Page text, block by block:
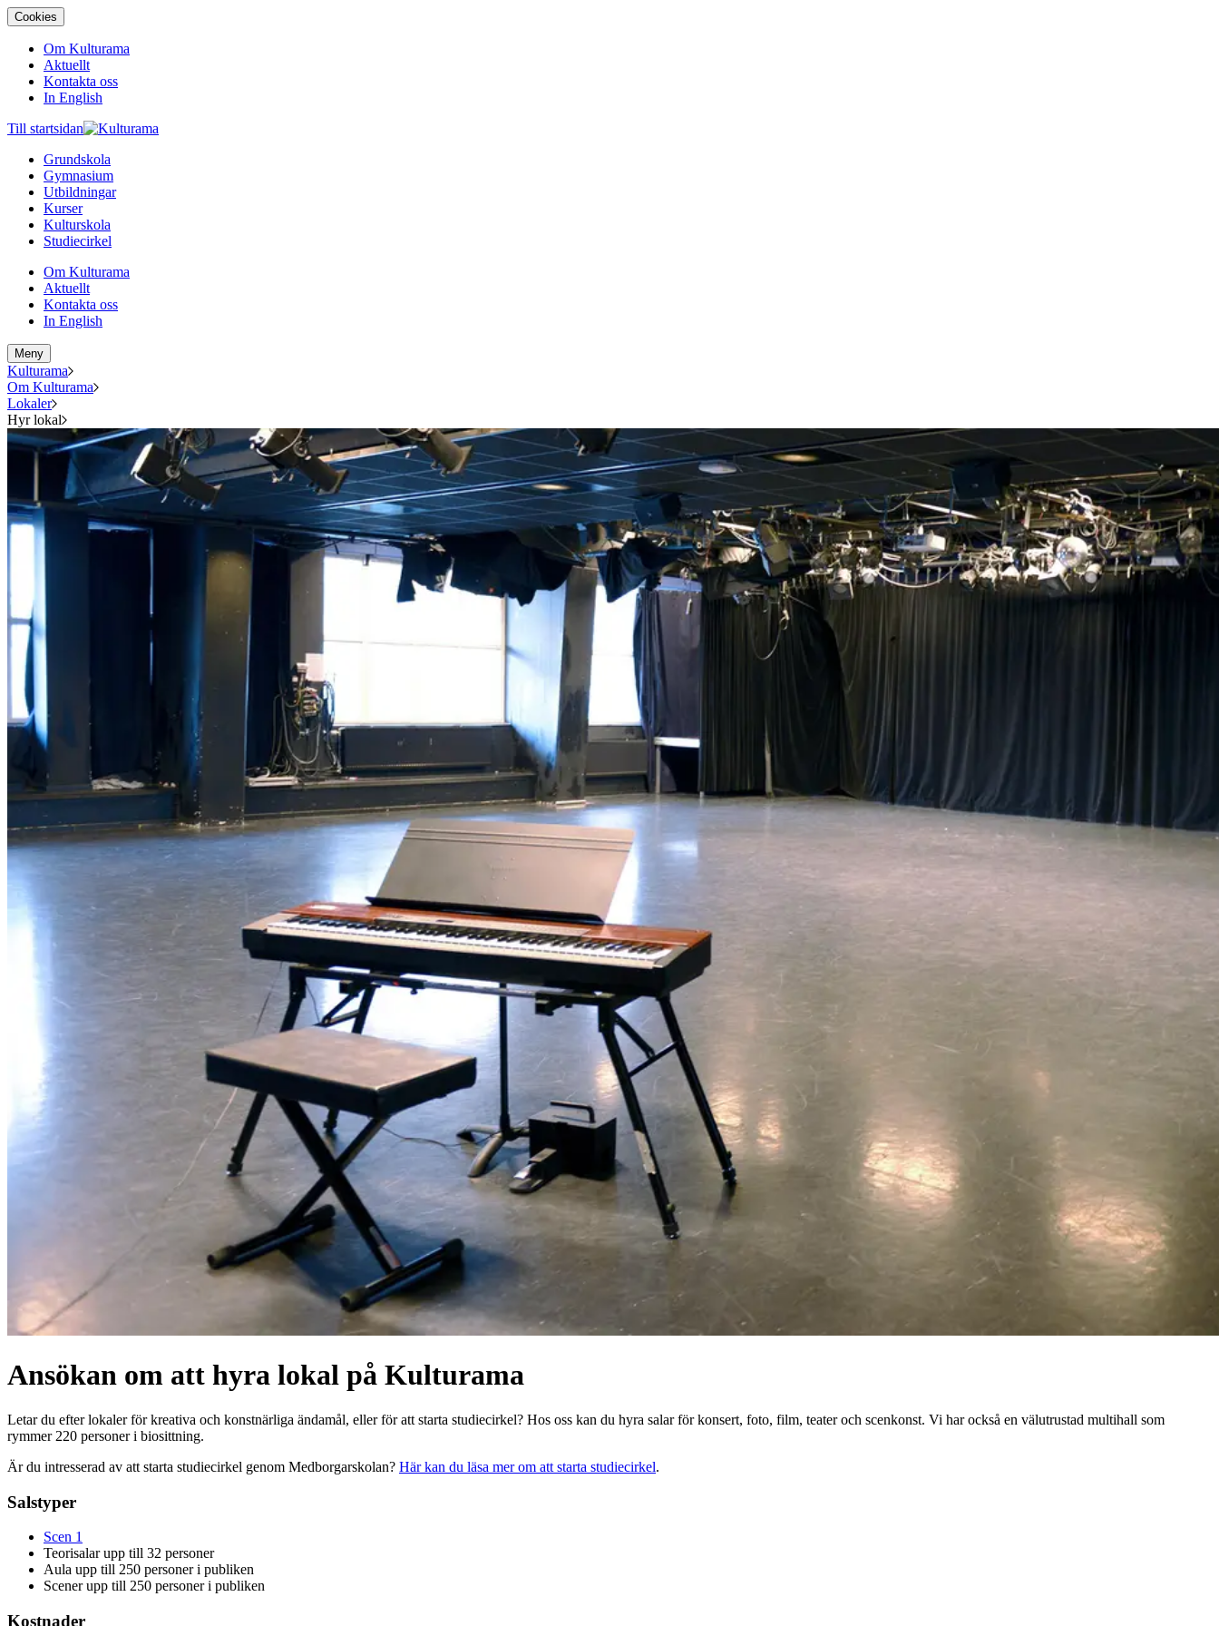
Cookies
Om Kulturama
Aktuellt
Kontakta oss
In English
Till startsidan
Grundskola
Gymnasium
Utbildningar
Kurser
Kulturskola
Studiecirkel
Om Kulturama
Aktuellt
Kontakta oss
In English
Meny
Kulturama
Om Kulturama
Lokaler
Hyr lokal
Ansökan om att hyra lokal på Kulturama
Letar du efter lokaler för kreativa och konstnärliga ändamål, eller för att starta studiecirkel? Hos oss kan du hyra salar för konsert, foto, film, teater och scenkonst. Vi har också en välutrustad multihall som
rymmer 220 personer i biosittning.
Är du intresserad av att starta studiecirkel genom Medborgarskolan? Här kan du läsa mer om att starta studiecirkel.
Salstyper
Scen 1
Teorisalar upp till 32 personer
Aula upp till 250 personer i publiken
Scener upp till 250 personer i publiken
Kostnader